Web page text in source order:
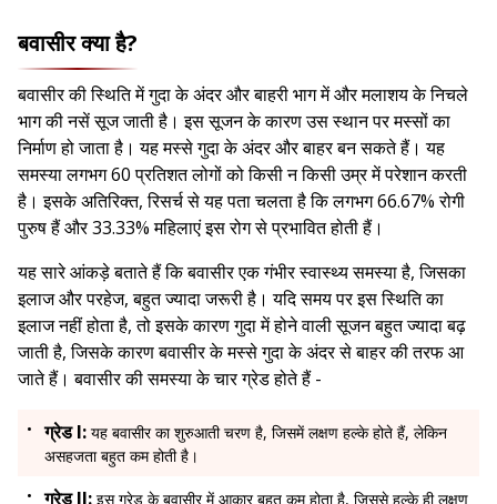
बवासीर क्या है?
बवासीर की स्थिति में गुदा के अंदर और बाहरी भाग में और मलाशय के निचले
भाग की नसें सूज जाती है। इस सूजन के कारण उस स्थान पर मस्सों का
निर्माण हो जाता है। यह मस्से गुदा के अंदर और बाहर बन सकते हैं। यह
समस्या लगभग 60 प्रतिशत लोगों को किसी न किसी उम्र में परेशान करती
है। इसके अतिरिक्त, रिसर्च से यह पता चलता है कि लगभग 66.67% रोगी
पुरुष हैं और 33.33% महिलाएं इस रोग से प्रभावित होती हैं।
यह सारे आंकड़े बताते हैं कि बवासीर एक गंभीर स्वास्थ्य समस्या है, जिसका
इलाज और परहेज, बहुत ज्यादा जरूरी है। यदि समय पर इस स्थिति का
इलाज नहीं होता है, तो इसके कारण गुदा में होने वाली सूजन बहुत ज्यादा बढ़
जाती है, जिसके कारण बवासीर के मस्से गुदा के अंदर से बाहर की तरफ आ
जाते हैं। बवासीर की समस्या के चार ग्रेड होते हैं -
ग्रेड I: यह बवासीर का शुरुआती चरण है, जिसमें लक्षण हल्के होते हैं, लेकिन
असहजता बहुत कम होती है।
ग्रेड II: इस ग्रेड के बवासीर में आकार बहुत कम होता है, जिससे हल्के ही लक्षण